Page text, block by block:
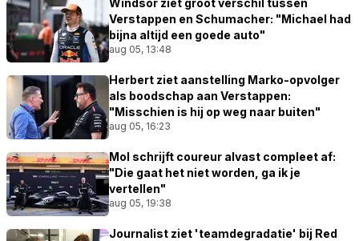
Verstappen en Schumacher: "Michael had
bijna altijd een goede auto"
aug 05, 13:48
Herbert ziet aanstelling Marko-opvolger
als boodschap aan Verstappen:
"Misschien is hij op weg naar buiten"
aug 05, 16:23
Mol schrijft coureur alvast compleet af:
"Die gaat het niet worden, ga ik je
vertellen"
aug 05, 19:38
Journalist ziet 'teamdegradatie' bij Red